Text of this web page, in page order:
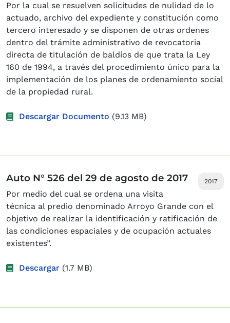
Por la cual se resuelven solicitudes de nulidad de lo
actuado, archivo del expediente y constitución como
tercero interesado y se disponen de otras ordenes
dentro del trámite administrativo de revocatoria
directa de titulación de baldíos de que trata la Ley
160 de 1994, a través del procedimiento único para la
implementación de los planes de ordenamiento social
de la propiedad rural.
Descargar Documento (9.13 MB)
2017
Auto N° 526 del 29 de agosto de 2017
Por medio del cual se ordena una visita
técnica al predio denominado Arroyo Grande con el
objetivo de realizar la identificación y ratificación de
las condiciones espaciales y de ocupación actuales
existentes”.
Descargar (1.7 MB)